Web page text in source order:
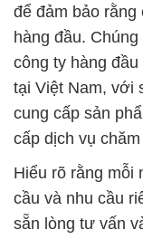
để đảm bảo
hàng đầu.
công ty hàng
tại Việt Nam, với
cung cấp sản
cấp dịch vụ
Hiểu rõ rằng mỗi
cầu và nhu cầu
sẵn lòng tư vấn